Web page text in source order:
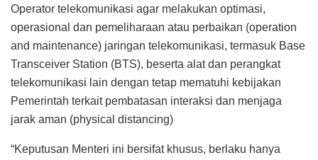
Operator telekomunikasi agar melakukan optimasi,
operasional dan pemeliharaan atau perbaikan (operation
and maintenance) jaringan telekomunikasi, termasuk Base
Transceiver Station (BTS), beserta alat dan perangkat
telekomunikasi lain dengan tetap mematuhi kebijakan
Pemerintah terkait pembatasan interaksi dan menjaga
jarak aman (physical distancing)
“Keputusan Menteri ini bersifat khusus, berlaku hanya